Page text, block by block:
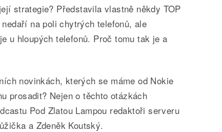
strategie? Představila vlastně někdy TOP
na poli chytrých telefonů, ale
u hloupých telefonů. Proč tomu tak je a
novinkách, kterých se máme od Nokie
prosadit? Nejen o těchto otázkách
Pod Zlatou Lampou redaktoři serveru
a Zdeněk Koutský.